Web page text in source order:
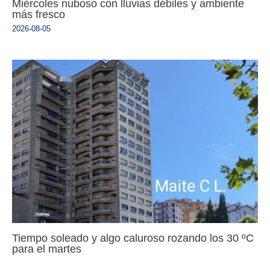
Miércoles nuboso con lluvias débiles y ambiente
más fresco
2026-08-05
Tiempo soleado y algo caluroso rozando los 30 ºC
para el martes